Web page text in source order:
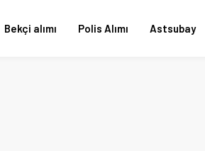
Bekçi alımı Polis Alımı Astsubay